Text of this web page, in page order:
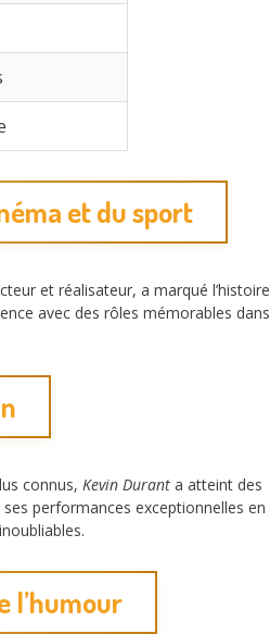
et du sport
et réalisateur, a marqué l’histoire
avec des rôles mémorables dans
connus, Kevin Durant a atteint des
performances exceptionnelles en
l’humour